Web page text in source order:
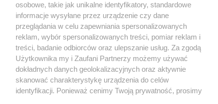
Regulamin konkursów
śniadaniówka "Hej
Szczecin! Jest piątek!"
Partnerzy
Praca Szczecin
osobowe, takie jak unikalne identyfikatory, standardowe
informacje wysyłane przez urządzenie czy dane
przeglądania w celu zapewniania spersonalizowanych
reklam, wybór spersonalizowanych treści, pomiar reklam i
treści, badanie odbiorców oraz ulepszanie usług. Za zgodą
Użytkownika my i Zaufani Partnerzy możemy używać
dokładnych danych geolokalizacyjnych oraz aktywnie
skanować charakterystykę urządzenia do celów
identyfikacji. Ponieważ cenimy Twoją prywatność, prosimy